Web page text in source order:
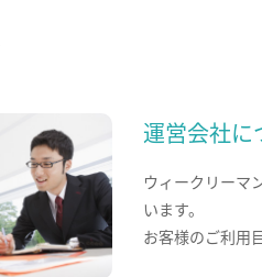
運営会社に
ウィークリーマ
います。
お客様のご利用